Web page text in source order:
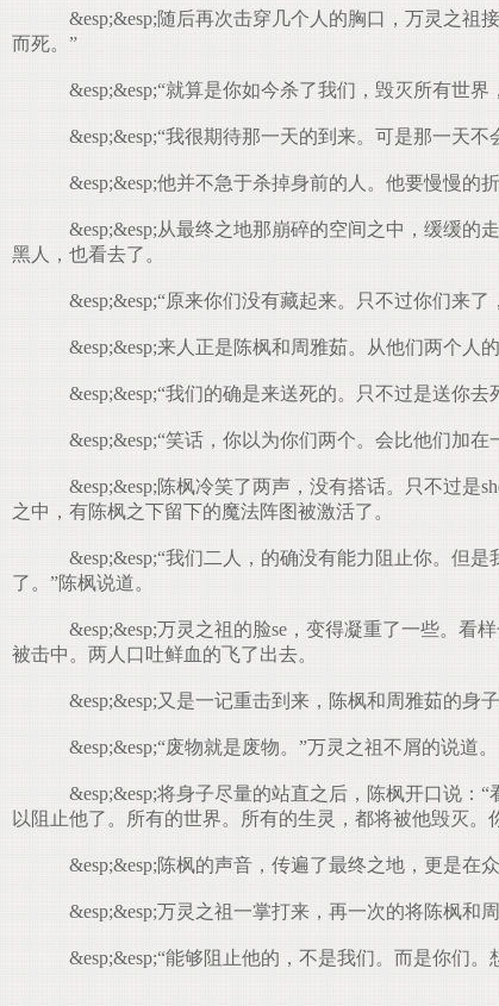
&esp;&esp;随后再次击穿几个人的胸口，万灵之祖
而死。”
&esp;&esp;“就算是你如今杀了我们，毁灭所有世
&esp;&esp;“我很期待那一天的到来。可是那一天不
&esp;&esp;他并不急于杀掉身前的人。他要慢慢的
&esp;&esp;从最终之地那崩碎的空间之中，缓缓的
黑人，也看去了。
&esp;&esp;“原来你们没有藏起来。只不过你们来
&esp;&esp;来人正是陈枫和周雅茹。从他们两个人
&esp;&esp;“我们的确是来送死的。只不过是送你去
&esp;&esp;“笑话，你以为你们两个。会比他们加在
&esp;&esp;陈枫冷笑了两声，没有搭话。只不过是
之中，有陈枫之下留下的魔法阵图被激活了。
&esp;&esp;“我们二人，的确没有能力阻止你。但
了。”陈枫说道。
&esp;&esp;万灵之祖的脸se，变得凝重了一些。看
被击中。两人口吐鲜血的飞了出去。
&esp;&esp;又是一记重击到来，陈枫和周雅茹的身
&esp;&esp;“废物就是废物。”万灵之祖不屑的说道。
&esp;&esp;将身子尽量的站直之后，陈枫开口说：
以阻止他了。所有的世界。所有的生灵，都将被他毁灭
&esp;&esp;陈枫的声音，传遍了最终之地，更是在
&esp;&esp;万灵之祖一掌打来，再一次的将陈枫和
&esp;&esp;“能够阻止他的，不是我们。而是你们